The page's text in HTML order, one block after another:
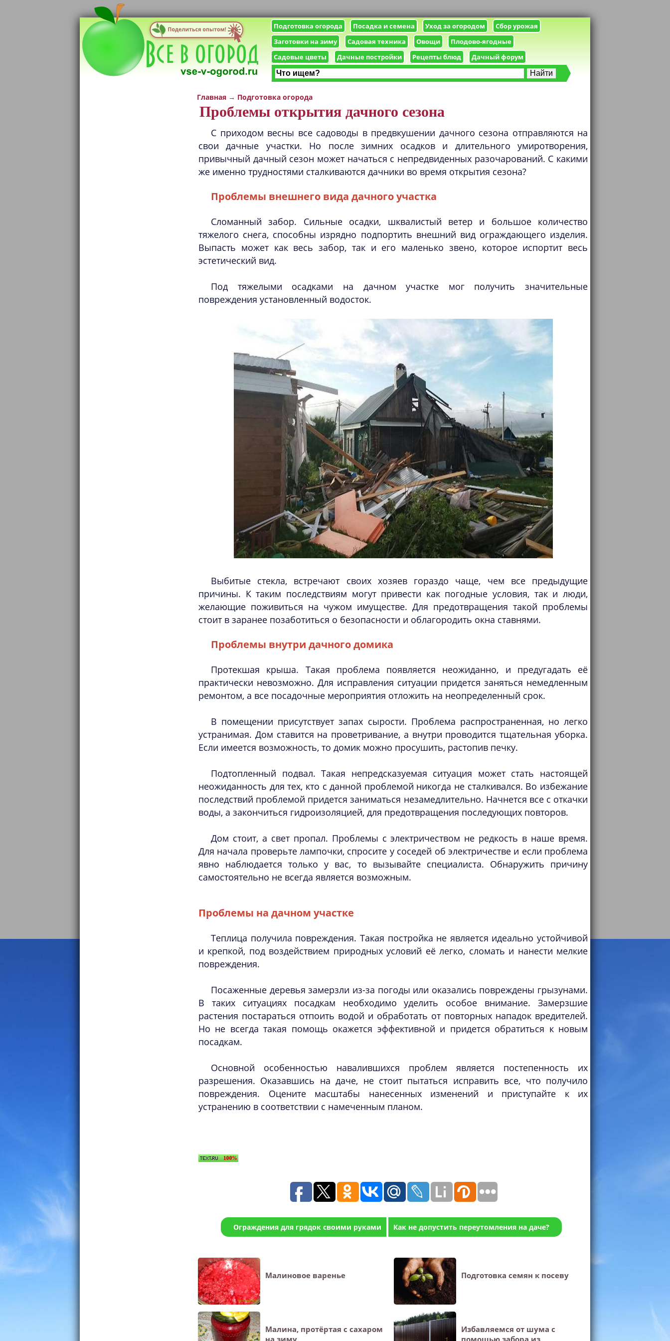
Подготовка огорода Посадка и семена Уход за огородом
Сбор урожая
Заготовки на зиму
Садовая техника Овощи
Плодово-ягодные
Садовые цветы
Дачные постройки Рецепты блюд Дачный форум
Главная → Подготовка огорода
Проблемы открытия дачного сезона
С приходом весны все садоводы в предвкушении дачного сезона отправляются на
свои дачные участки. Но после зимних осадков и длительного умиротворения,
привычный дачный сезон может начаться с непредвиденных разочарований. С какими
же именно трудностями сталкиваются дачники во время открытия сезона?
Проблемы внешнего вида дачного участка
Сломанный забор. Сильные осадки, шквалистый ветер и большое количество
тяжелого снега, способны изрядно подпортить внешний вид ограждающего изделия.
Выпасть может как весь забор, так и его маленько звено, которое испортит весь
эстетический вид.
Под тяжелыми осадками на дачном участке мог получить значительные
повреждения установленный водосток.
Выбитые стекла, встречают своих хозяев гораздо чаще, чем все предыдущие
причины. К таким последствиям могут привести как погодные условия, так и люди,
желающие поживиться на чужом имуществе. Для предотвращения такой проблемы
стоит в заранее позаботиться о безопасности и облагородить окна ставнями.
Проблемы внутри дачного домика
Протекшая крыша. Такая проблема появляется неожиданно, и предугадать её
практически невозможно. Для исправления ситуации придется заняться немедленным
ремонтом, а все посадочные мероприятия отложить на неопределенный срок.
В помещении присутствует запах сырости. Проблема распространенная, но легко
устранимая. Дом ставится на проветривание, а внутри проводится тщательная уборка.
Если имеется возможность, то домик можно просушить, растопив печку.
Подтопленный подвал. Такая непредсказуемая ситуация может стать настоящей
неожиданность для тех, кто с данной проблемой никогда не сталкивался. Во избежание
последствий проблемой придется заниматься незамедлительно. Начнется все с откачки
воды, а закончиться гидроизоляцией, для предотвращения последующих повторов.
Дом стоит, а свет пропал. Проблемы с электричеством не редкость в наше время.
Для начала проверьте лампочки, спросите у соседей об электричестве и если проблема
явно наблюдается только у вас, то вызывайте специалиста. Обнаружить причину
самостоятельно не всегда является возможным.
Проблемы на дачном участке
Теплица получила повреждения. Такая постройка не является идеально устойчивой
и крепкой, под воздействием природных условий её легко, сломать и нанести мелкие
повреждения.
Посаженные деревья замерзли из-за погоды или оказались повреждены грызунами.
В таких ситуациях посадкам необходимо уделить особое внимание. Замерзшие
растения постараться отпоить водой и обработать от повторных нападок вредителей.
Но не всегда такая помощь окажется эффективной и придется обратиться к новым
посадкам.
Основной особенностью навалившихся проблем является постепенность их
разрешения. Оказавшись на даче, не стоит пытаться исправить все, что получило
повреждения. Оцените масштабы нанесенных изменений и приступайте к их
устранению в соответствии с намеченным планом.
Ограждения для грядок своими руками Как не допустить переутомления на даче?
Малиновое варенье Подготовка семян к посеву
Малина, протёртая с сахаром
на зиму
Избавляемся от шума с
помощью забора из